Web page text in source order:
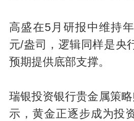
高盛在5月研报中维持
元/盎司，逻辑同样是央
预期提供底部支撑。
瑞银投资银行贵金属策
示，黄金正逐步成为投